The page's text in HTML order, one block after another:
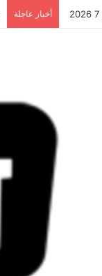
أخبار عاجلة